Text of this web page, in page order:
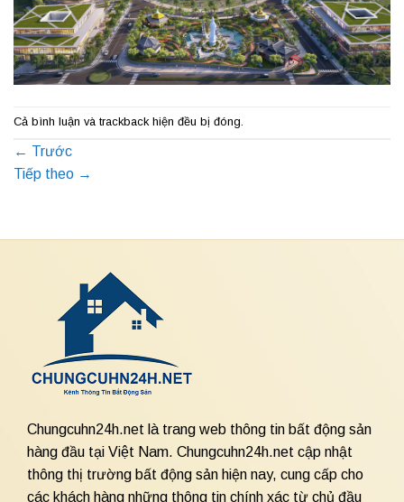
Cả bình luận và trackback hiện đều bị đóng.
← Trước
Tiếp theo →
Chungcuhn24h.net là trang web thông tin bất động sản
hàng đầu tại Việt Nam. Chungcuhn24h.net cập nhật
thông thị trường bất động sản hiện nay, cung cấp cho
các khách hàng những thông tin chính xác từ chủ đầu